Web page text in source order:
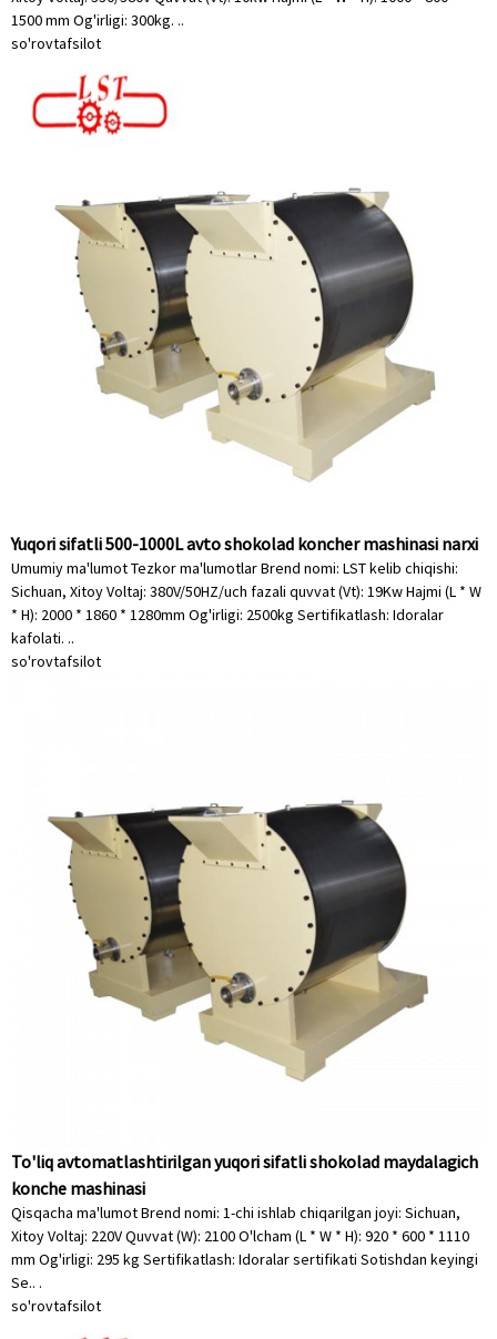
1500 mm Og'irligi: 300kg. ..
so'rovtafsilot
Yuqori sifatli 500-1000L avto shokolad koncher mashinasi narxi
Umumiy ma'lumot Tezkor ma'lumotlar Brend nomi: LST kelib chiqishi:
Sichuan, Xitoy Voltaj: 380V/50HZ/uch fazali quvvat (Vt): 19Kw Hajmi (L * W
* H): 2000 * 1860 * 1280mm Og'irligi: 2500kg Sertifikatlash: Idoralar
kafolati. ..
so'rovtafsilot
To'liq avtomatlashtirilgan yuqori sifatli shokolad maydalagich
konche mashinasi
Qisqacha ma'lumot Brend nomi: 1-chi ishlab chiqarilgan joyi: Sichuan,
Xitoy Voltaj: 220V Quvvat (W): 2100 O'lcham (L * W * H): 920 * 600 * 1110
mm Og'irligi: 295 kg Sertifikatlash: Idoralar sertifikati Sotishdan keyingi
Se.. .
so'rovtafsilot